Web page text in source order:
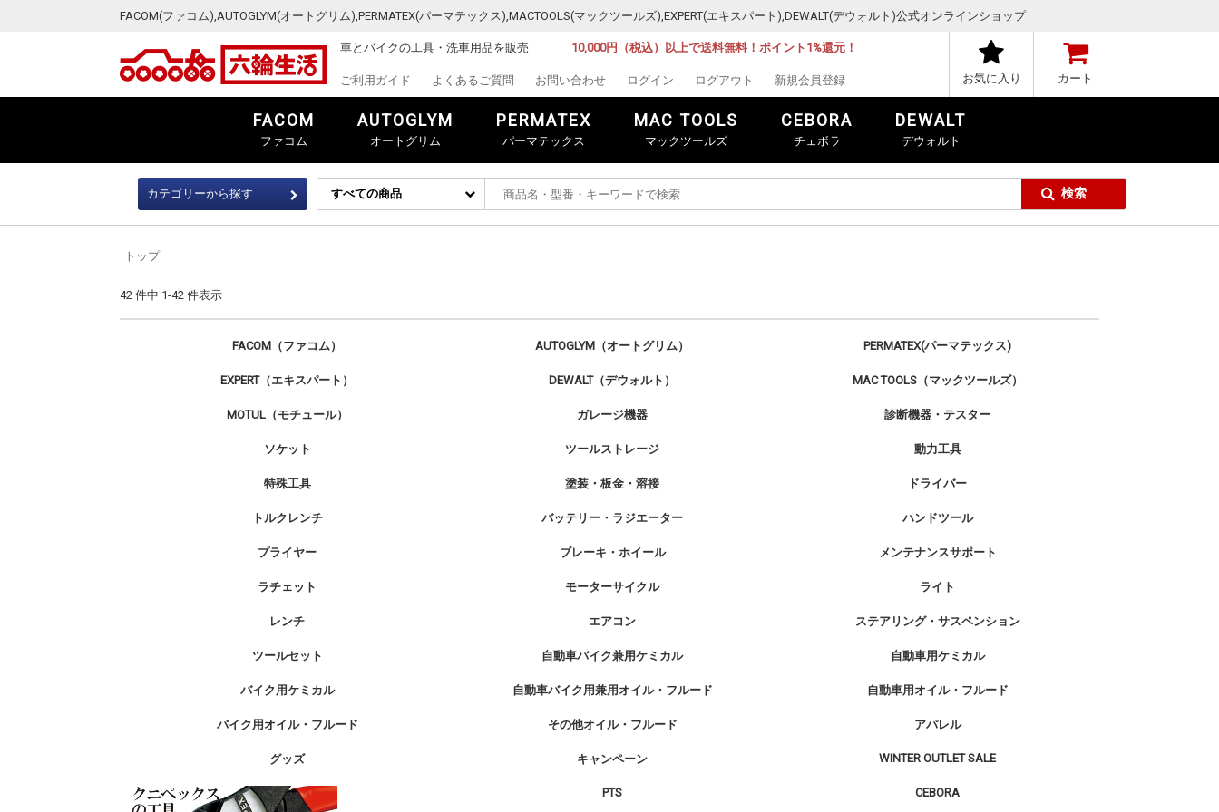
FACOM(ファコム),AUTOGLYM(オートグリム),PERMATEX(パーマテックス),MACTOOLS(マックツールズ),EXPERT(エキスパート),DEWALT(デウォルト)公式オンラインショップ
車とバイクの工具・洗車用品を販売 10,000円（税込）以上で送料無料！ポイント1%還元！
ご利用ガイド よくあるご質問 お問い合わせ ログイン ログアウト 新規会員登録 お気に入り カート
FACOM
ファコム
AUTOGLYM
オートグリム
PERMATEX
パーマテックス
MAC TOOLS
マックツールズ
CEBORA
チェボラ
DEWALT
デウォルト
カテゴリーから探す
トップ
42 件中 1-42 件表示
FACOM（ファコム） AUTOGLYM（オートグリム） PERMATEX(パーマテックス)
EXPERT（エキスパート） DEWALT（デウォルト） MAC TOOLS（マックツールズ）
MOTUL（モチュール） ガレージ機器 診断機器・テスター
ソケット ツールストレージ 動力工具
特殊工具 塗装・板金・溶接 ドライバー
トルクレンチ バッテリー・ラジエーター ハンドツール
プライヤー ブレーキ・ホイール メンテナンスサポート
ラチェット モーターサイクル ライト
レンチ エアコン ステアリング・サスペンション
ツールセット 自動車バイク兼用ケミカル 自動車用ケミカル
バイク用ケミカル 自動車バイク用兼用オイル・フルード 自動車用オイル・フルード
バイク用オイル・フルード その他オイル・フルード アパレル
グッズ キャンペーン WINTER OUTLET SALE
PTS CEBORA